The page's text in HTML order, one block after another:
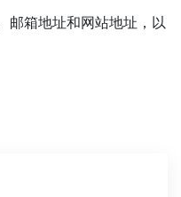
邮箱地址和网站地址，以